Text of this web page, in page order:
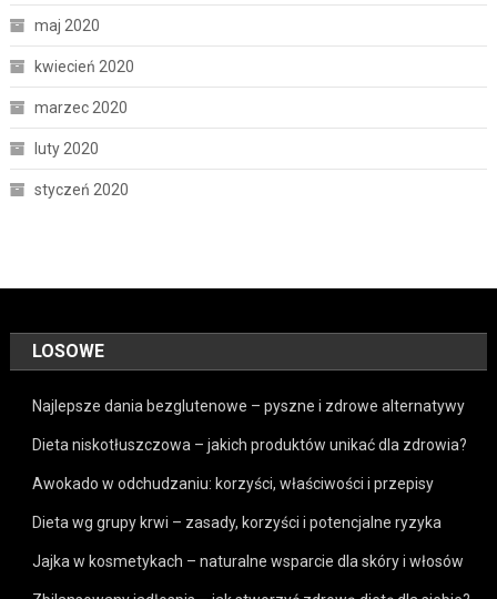
maj 2020
kwiecień 2020
marzec 2020
luty 2020
styczeń 2020
LOSOWE
Najlepsze dania bezglutenowe – pyszne i zdrowe alternatywy
Dieta niskotłuszczowa – jakich produktów unikać dla zdrowia?
Awokado w odchudzaniu: korzyści, właściwości i przepisy
Dieta wg grupy krwi – zasady, korzyści i potencjalne ryzyka
Jajka w kosmetykach – naturalne wsparcie dla skóry i włosów